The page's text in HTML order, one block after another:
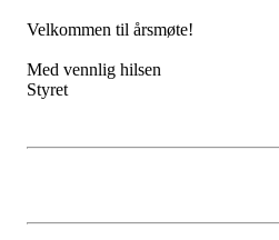
Velkommen til årsmøte!
Med vennlig hilsen
Styret